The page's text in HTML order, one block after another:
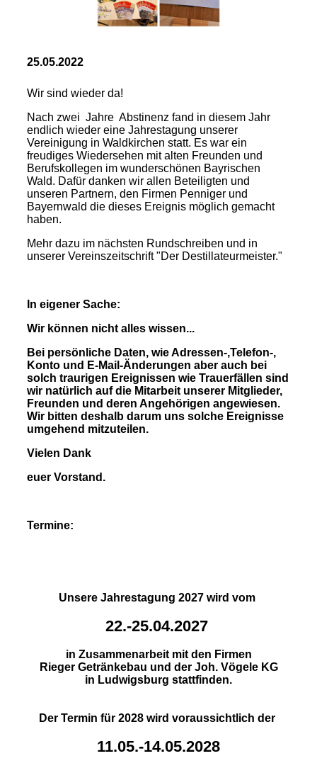
25.05.2022
Wir sind wieder da!
Nach zwei Jahre Abstinenz fand in diesem Jahr
endlich wieder eine Jahrestagung unserer
Vereinigung in Waldkirchen statt. Es war ein
freudiges Wiedersehen mit alten Freunden und
Berufskollegen im wunderschönen Bayrischen
Wald. Dafür danken wir allen Beteiligten und
unseren Partnern, den Firmen Penniger und
Bayernwald die dieses Ereignis möglich gemacht
haben.
Mehr dazu im nächsten Rundschreiben und in
unserer Vereinszeitschrift "Der Destillateurmeister."
In eigener Sache:
Wir können nicht alles wissen...
Bei persönliche Daten, wie Adressen-,Telefon-,
Konto und E-Mail-Änderungen aber auch bei
solch traurigen Ereignissen wie Trauerfällen sind
wir natürlich auf die Mitarbeit unserer Mitglieder,
Freunden und deren Angehörigen angewiesen.
Wir bitten deshalb darum uns solche Ereignisse
umgehend mitzuteilen.
Vielen Dank
euer Vorstand.
Termine:
Unsere Jahrestagung 2027 wird vom
22.-25.04.2027
in Zusammenarbeit mit den Firmen
Rieger Getränkebau und der Joh. Vögele KG
in Ludwigsburg stattfinden.
Der Termin für 2028 wird voraussichtlich der
11.05.-14.05.2028